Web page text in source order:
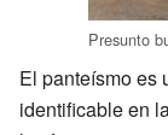
Presunto
El panteísmo es
identificable en